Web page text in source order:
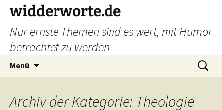
widderworte.de
Nur ernste Themen sind es wert, mit Humor
betrachtet zu werden
Menü
Suchen
nach:
Archiv der Kategorie: Theologie